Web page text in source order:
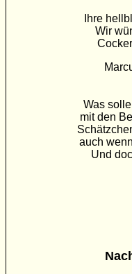
Ihre
Wir
Was
mit den
auch
Und